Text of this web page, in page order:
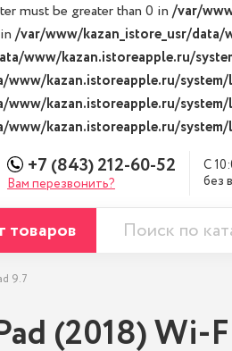
must be greater than 0 in /var/
/var/www/kazan_istore_usr/
www/kazan.istoreapple.ru/
www/kazan.istoreapple.ru/
www/kazan.istoreapple.ru/
www/kazan.istoreapple.ru/
+7 (843) 212-60-52
Вам перезвонить?
С
без
товаров
9.7
(2018) Wi-